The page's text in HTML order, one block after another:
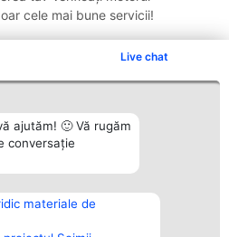
Live chat
ajutăm! 🙂 Vă rugăm
conversație
materiale de
cele mai bune servicii!
Lista Tuturor
Contact